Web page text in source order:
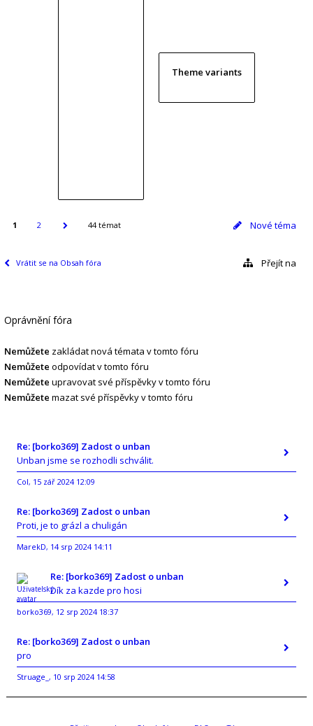
Theme variants
Nové téma
1 2 44 témat
Vrátit se na Obsah fóra Přejít na
Oprávnění fóra
Nemůžete zakládat nová témata v tomto fóru
Nemůžete odpovídat v tomto fóru
Nemůžete upravovat své příspěvky v tomto fóru
Nemůžete mazat své příspěvky v tomto fóru
Re: [borko369] Zadost o unban
Unban jsme se rozhodli schválit.
Col, 15 zář 2024 12:09
Re: [borko369] Zadost o unban
Proti, je to grázl a chuligán
MarekD, 14 srp 2024 14:11
Re: [borko369] Zadost o unban
Dík za kazde pro hosi
borko369, 12 srp 2024 18:37
Re: [borko369] Zadost o unban
pro
Struage_ , 10 srp 2024 14:58